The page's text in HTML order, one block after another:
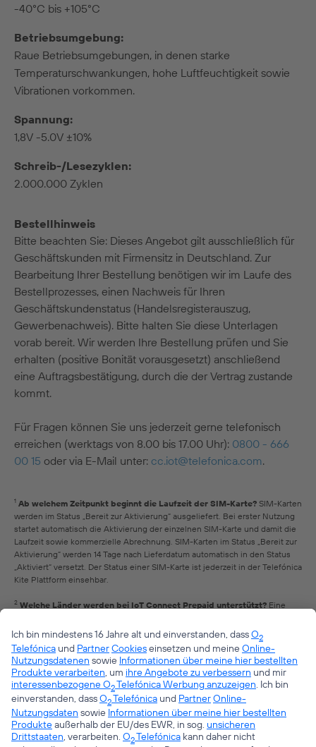
-40°C bis +105°C
Betriebsumgebung:
Raue Betriebsumgebungen, in denen starke
Temperaturschwankungen, hohe Luftfeuchtigkeit sowie
Vibrationen vorkommen.
Spannung:
1,8V -5.0V ±10%
Schreib-/Lesezyklen:
2.000.000 Zyklen
Bestellhinweis
Bitte beachten Sie: Dieses Angebot gilt ausschließlich für
Geschäftskunden mit Firmensitz in Deutschland. Zur
Bearbeitung Ihrer Bestellung benötigen wir im Laufe des
Bestellprozesses, einen Nachweis für Ihren
Geschäftskundenstatus (Handelsregisterauszug,
Gewerbenachweis). Bitte halten Sie diese Unterlagen
vorab bereit. Wir werden Ihre Bestellung prüfen und Sie
erhalten (positive Bonität vorausgesetzt) anschließend
eine Auftragsbestätigung, durch die der Vertrag zustande
kommt.
Für Fragen können Sie uns jederzeit gerne telefonisch
erreichen (werktags von 8.00 bis 17.00 Uhr): 0800 - 666
00 15 oder via E-Mail unter: cc.iot@telefonica.com.
1 Ab welchem Zeitpunkt beginnt die Laufzeit der SIM-Karte? SIM-Karten
werden im Status „Bereit zur Aktivierung“ ausgeliefert. Bei erster Nutzung
startet automatisch die Aktivierung der einzelnen SIM-Karte und damit die
Laufzeit sowie kommerzielle Abrechnung. SIM-Karten im Status „Bereit zur
Aktivierung“ werden 14 Tage nach Lieferdatum automatisch in den Status
„Aktiviert“ versetzt. Der Status einer SIM-Karte ist jederzeit in der Telefónica
Kite Plattform einsehbar.
2 Welche Länder werden bei IoT Connect Prepaid unterstützt? Eine
„Produktinformation“ zu entnehmen.
3 Was ist eine Global Sim Vivo-o2-MovistarBei der Global Sim Vivo-o2-
Movistar handelt es sich um eine IoT SIM-Karte mit spanischer Rufnummer
(MSISDN) und IMSI. Durch das automatische Roaming in verschiedene
Partner-Netze bietet sie eine weltweite Verfügbarkeit. Weitere
Informationen zu den unterschiedlichen SIM-Typen finden Sie